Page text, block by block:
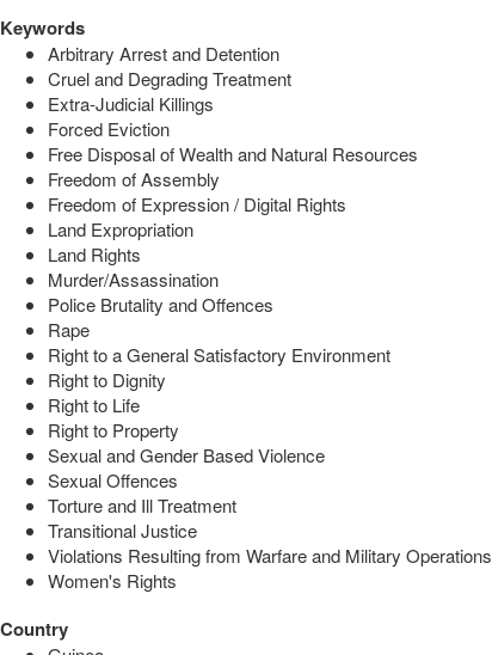
Keywords
Arbitrary Arrest and Detention
Cruel and Degrading Treatment
Extra-Judicial Killings
Forced Eviction
Free Disposal of Wealth and Natural Resources
Freedom of Assembly
Freedom of Expression / Digital Rights
Land Expropriation
Land Rights
Murder/Assassination
Police Brutality and Offences
Rape
Right to a General Satisfactory Environment
Right to Dignity
Right to Life
Right to Property
Sexual and Gender Based Violence
Sexual Offences
Torture and Ill Treatment
Transitional Justice
Violations Resulting from Warfare and Military Operations
Women's Rights
Country